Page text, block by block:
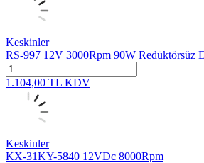
Keskinler
RS-997 12V 3000Rpm 90W Redüktörsüz
1.104,00 TL KDV
Keskinler
KX-31KY-5840 12VDc 8000Rpm